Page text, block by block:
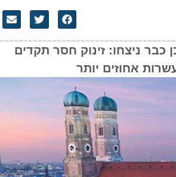
ניצחו: זינוק חסר תקדים
אחוזים יותר